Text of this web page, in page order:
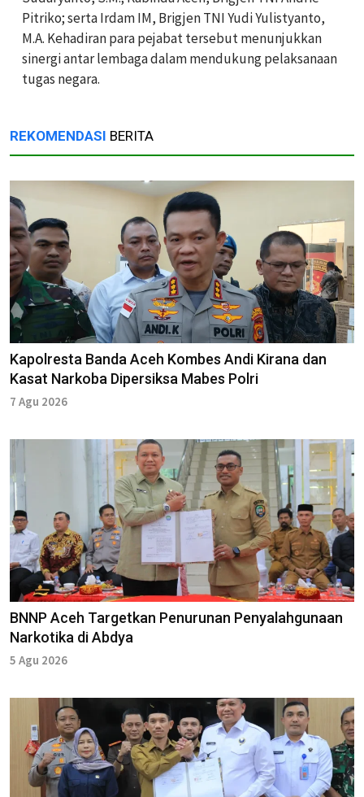
Pitriko; serta Irdam IM, Brigjen TNI Yudi Yulistyanto,
M.A. Kehadiran para pejabat tersebut menunjukkan
sinergi antar lembaga dalam mendukung pelaksanaan
tugas negara.
REKOMENDASI BERITA
Kapolresta Banda Aceh Kombes Andi Kirana dan
Kasat Narkoba Dipersiksa Mabes Polri
7 Agu 2026
BNNP Aceh Targetkan Penurunan Penyalahgunaan
Narkotika di Abdya
5 Agu 2026